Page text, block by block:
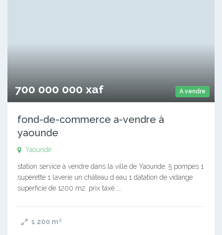
A vendre
700 000 000 xaf
fond-de-commerce a-vendre à
yaounde
Yaoundé
station service à vendre dans la ville de Yaounde. 5 pompes 1
supérette 1 laverie un château d eau 1 datation de vidange
superficie de 1200 m2. prix taxé :…
1 200 m²